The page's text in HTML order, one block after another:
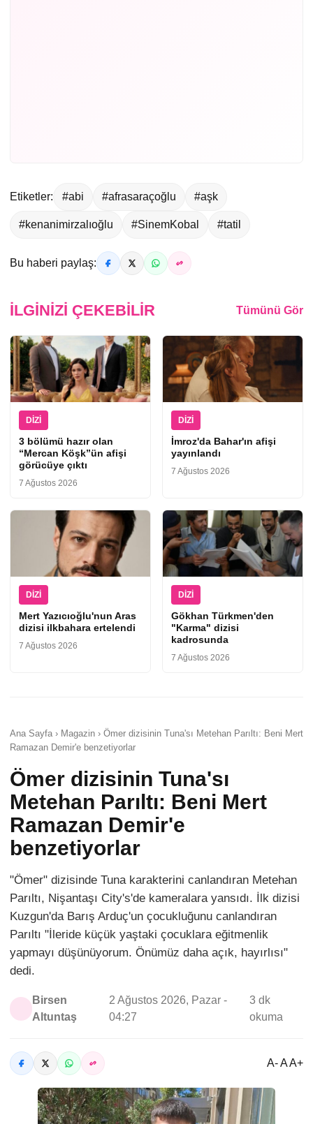
Etiketler: #abi #afrasaraçoğlu #aşk
#kenanimirzalıoğlu #SinemKobal #tatil
Bu haberi paylaş:
İLGINIZI ÇEKEBILIR Tümünü Gör
DIZI
3 bölümü hazır olan
“Mercan Köşk”ün afişi
görücüye çıktı
7 Ağustos 2026
DIZI
İmroz'da Bahar'ın afişi
yayınlandı
7 Ağustos 2026
DIZI
Mert Yazıcıoğlu'nun Aras
dizisi ilkbahara ertelendi
7 Ağustos 2026
DIZI
Gökhan Türkmen'den
"Karma" dizisi
kadrosunda
7 Ağustos 2026
Ana Sayfa › Magazin › Ömer dizisinin Tuna'sı Metehan Parıltı: Beni Mert
Ramazan Demir'e benzetiyorlar
Ömer dizisinin Tuna'sı
Metehan Parıltı: Beni Mert
Ramazan Demir'e
benzetiyorlar
"Ömer" dizisinde Tuna karakterini canlandıran Metehan
Parıltı, Nişantaşı City's'de kameralara yansıdı. İlk dizisi
Kuzgun'da Barış Arduç'un çocukluğunu canlandıran
Parıltı "İleride küçük yaştaki çocuklara eğitmenlik
yapmayı düşünüyorum. Önümüz daha açık, hayırlısı"
dedi.
Birsen
Altuntaş
2 Ağustos 2026, Pazar -
04:27
3 dk
okuma
A- A A+